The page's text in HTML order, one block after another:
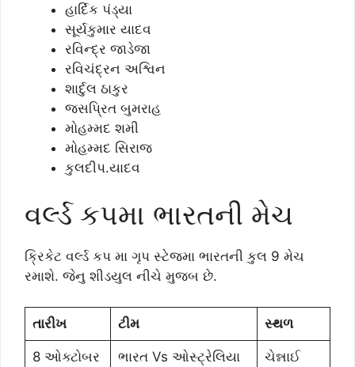
હાર્દિક પંડ્યા
સૂર્યકુમાર યાદવ
રવિન્દ્ર જાડેજા
રવિચંદ્રન અશ્વિન
શાર્દુલ ઠાકુર
જસપ્રિત બુમરાહ
મોહમ્મદ શમી
મોહમ્મદ સિરાજ
કુલદીપ.યાદવ
વર્લ્ડ કપમા ભારતની મેચ
ક્રિકેટ વર્લ્ડ કપ મા ગૃપ સ્ટેજમા ભારતની કુલ 9 મેચ
રમાશે. જેનુ શીડયુલ નીચે મુજબ છે.
તારીખ ટીમ સ્થળ
8 ઓક્ટોબર ભારત Vs ઓસ્ટ્રેલિયા ચેન્નાઈ